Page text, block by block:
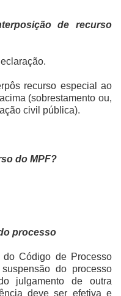
de recurso
recurso especial ao
(sobrestamento ou,
civil pública).
do MPF?
processo
Código de Processo
do processo
julgamento de outra
deve ser efetiva e